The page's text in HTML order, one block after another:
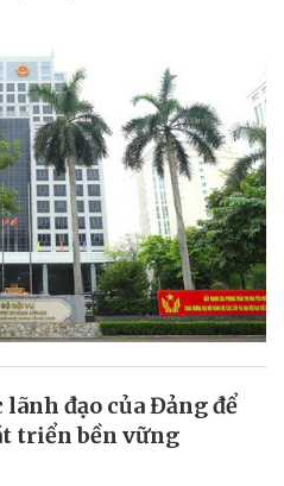
đạo của Đảng để
triển bền vững